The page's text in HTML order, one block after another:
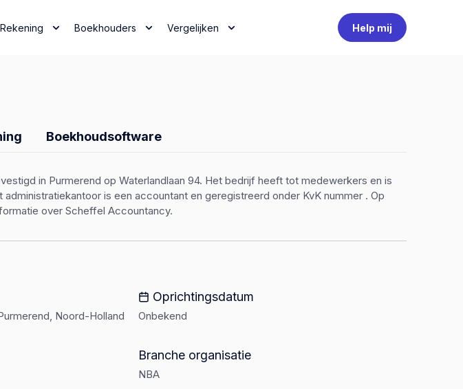
Boekhouders Vergelijken Help mij
Boekhoudsoftware
in Purmerend op Waterlandlaan 94. Het bedrijf heeft tot medewerkers en is
is een accountant en geregistreerd onder KvK nummer . Op
over Scheffel Accountancy.
Noord-Holland
Oprichtingsdatum
Onbekend
Branche organisatie
NBA